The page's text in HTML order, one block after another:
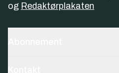
og Redaktørplakaten